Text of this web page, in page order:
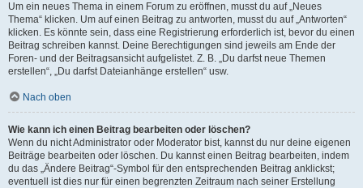
Um ein neues Thema in einem Forum zu eröffnen, musst du auf „Neues
Thema“ klicken. Um auf einen Beitrag zu antworten, musst du auf „Antworten“
klicken. Es könnte sein, dass eine Registrierung erforderlich ist, bevor du einen
Beitrag schreiben kannst. Deine Berechtigungen sind jeweils am Ende der
Foren- und der Beitragsansicht aufgelistet. Z. B. „Du darfst neue Themen
erstellen“, „Du darfst Dateianhänge erstellen“ usw.
Nach oben
Wie kann ich einen Beitrag bearbeiten oder löschen?
Wenn du nicht Administrator oder Moderator bist, kannst du nur deine eigenen
Beiträge bearbeiten oder löschen. Du kannst einen Beitrag bearbeiten, indem
du das „Ändere Beitrag“-Symbol für den entsprechenden Beitrag anklickst;
eventuell ist dies nur für einen begrenzten Zeitraum nach seiner Erstellung